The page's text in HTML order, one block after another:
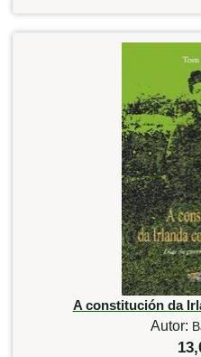
A constitución da
Autor: